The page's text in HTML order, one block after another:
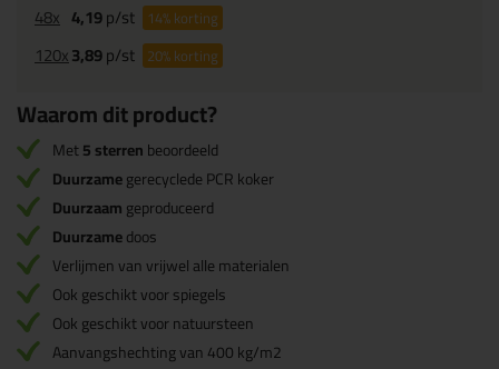
48x 4,19p/st 14%korting
120x3,89p/st 20%korting
Waarom dit product?
Met5 sterrenbeoordeeld
Duurzamegerecyclede PCR koker
Duurzaamgeproduceerd
Duurzamedoos
Verlijmen van vrijwel alle materialen
Ook geschikt voor spiegels
Ook geschikt voor natuursteen
Aanvangshechting van 400 kg/m2